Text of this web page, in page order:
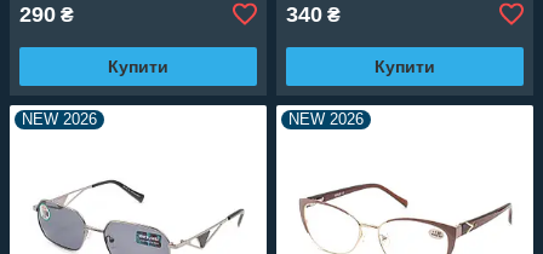
290 ₴
Купити
340 ₴
Купити
NEW 2026 NEW 2026